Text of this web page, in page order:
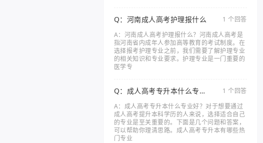
Q：河南成人高考护理报什么
1 个回答
A：河南成人高考护理报什么？河南成人高考是
指河南省内成年人参加高等教育的考试制度。在
选择报考护理专业之前，我们需要了解护理专业
的相关知识和专业要求。护理专业是一门重要的
医学专
Q：成人高考专升本什么专业
好
1 个回答
A：成人高考专升本什么专业好？对于想要通过
成人高考提升本科学历的人来说，选择适合自己
的专业是至关重要的。下面是几个问题和答案，
可以帮助你理清思路。成人高考专升本有哪些热
门专业